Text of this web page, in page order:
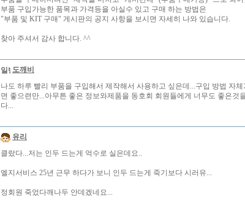
부품 구입가능한 품목과 가격등을 아실수 있고 구매 하는 방법은
"부품 및 KIT 구매" 게시판의 공지 사항을 보시면 자세히 나와 있습니다.
찾아 주셔서 감사 합니다. ^^
도깨비
나도 하루 빨리 부품을 구입해서 제작해서 사용하고 싶은데...구입 방법 자
면 좋으련만...아무튼 좋은 정보와제품을 동호회 회원들에게 너무도 좋은것
다...
유리
클랐다...저는 인두 드는게 억수로 실은데요..
엘지서비스 25년 근무 하다가 보니 인두 드는게 죽기보다 시러유...
정회원 죽었다깨나두 안데겠네요...